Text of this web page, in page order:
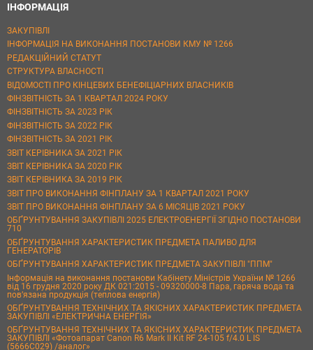
ІНФОРМАЦІЯ
ЗАКУПІВЛІ
ІНФОРМАЦІЯ НА ВИКОНАННЯ ПОСТАНОВИ КМУ № 1266
РЕДАКЦІЙНИЙ СТАТУТ
СТРУКТУРА ВЛАСНОСТІ
ВІДОМОСТІ ПРО КІНЦЕВИХ БЕНЕФІЦІАРНИХ ВЛАСНИКІВ
ФІНЗВІТНІСТЬ ЗА 1 КВАРТАЛ 2024 РОКУ
ФІНЗВІТНІСТЬ ЗА 2023 РІК
ФІНЗВІТНІСТЬ ЗА 2022 РІК
ФІНЗВІТНІСТЬ ЗА 2021 РІК
ЗВІТ КЕРІВНИКА ЗА 2021 РІК
ЗВІТ КЕРІВНИКА ЗА 2020 РІК
ЗВІТ КЕРІВНИКА ЗА 2019 РІК
ЗВІТ ПРО ВИКОНАННЯ ФІНПЛАНУ ЗА 1 КВАРТАЛ 2021 РОКУ
ЗВІТ ПРО ВИКОНАННЯ ФІНПЛАНУ ЗА 6 МІСЯЦІВ 2021 РОКУ
ОБҐРУНТУВАННЯ ЗАКУПІВЛІ 2025 ЕЛЕКТРОЕНЕРГІЇ ЗГІДНО ПОСТАНОВИ
710
ОБҐРУНТУВАННЯ ХАРАКТЕРИСТИК ПРЕДМЕТА ПАЛИВО ДЛЯ
ГЕНЕРАТОРІВ
ОБҐРУНТУВАННЯ ХАРАКТЕРИСТИК ПРЕДМЕТА ЗАКУПІВЛІ "ППМ"
Інформація на виконання постанови Кабінету Міністрів України № 1266
від 16 грудня 2020 року ДК 021:2015 - 09320000-8 Пара, гаряча вода та
пов’язана продукція (теплова енергія)
ОБҐРУНТУВАННЯ ТЕХНІЧНИХ ТА ЯКІСНИХ ХАРАКТЕРИСТИК ПРЕДМЕТА
ЗАКУПІВЛІ «ЕЛЕКТРИЧНА ЕНЕРГІЯ»
ОБҐРУНТУВАННЯ ТЕХНІЧНИХ ТА ЯКІСНИХ ХАРАКТЕРИСТИК ПРЕДМЕТА
ЗАКУПІВЛІ «Фотоапарат Canon R6 Mark II Kit RF 24-105 f/4.0 L IS
(5666C029) /аналог»